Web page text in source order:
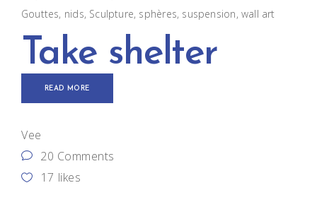
Gouttes, nids, Sculpture, sphères, suspension, wall art
Take shelter
READ MORE
Vee
20 Comments
17 likes